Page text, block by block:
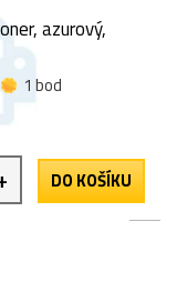
azurový,
1 bod
DO KOŠÍKU